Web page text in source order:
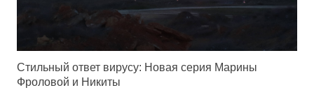
Стильный ответ вирусу: Новая серия Марины
Фроловой и Никиты